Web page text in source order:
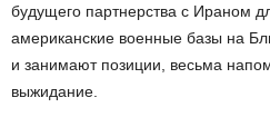
будущего партнерства с Ираном
американские военные базы на
и занимают позиции, весьма
выжидание.